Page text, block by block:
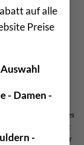
auf alle
Preise
- Damen -
-
Tiroler ein beliebtes
dieser Halbautomat
Erwachsenen sehr